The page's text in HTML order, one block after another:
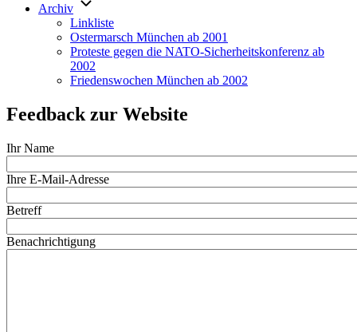
Archiv
Linkliste
Ostermarsch München ab 2001
Proteste gegen die NATO-Sicherheitskonferenz ab
2002
Friedenswochen München ab 2002
Feedback zur Website
Ihr Name
Ihre E-Mail-Adresse
Betreff
Benachrichtigung